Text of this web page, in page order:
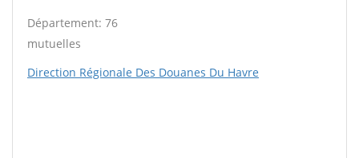
Département: 76
mutuelles
Direction Régionale Des Douanes Du Havre